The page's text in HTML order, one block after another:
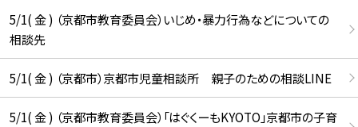
5/1( 金 ) （京都市教育委員会）いじめ・暴力行為などについての
相談先
5/1( 金 ) （京都市）京都市児童相談所 親子のための相談LINE
5/1( 金 ) （京都市教育委員会）「はぐくーもKYOTO」京都市の子育